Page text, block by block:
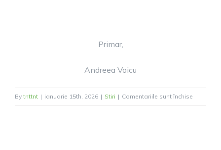
Primar,
Andreea Voicu
By tnttnt | ianuarie 15th, 2026 | Stiri | Comentariile sunt închise
Plan